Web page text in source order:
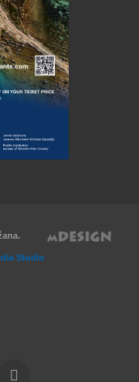
Studio